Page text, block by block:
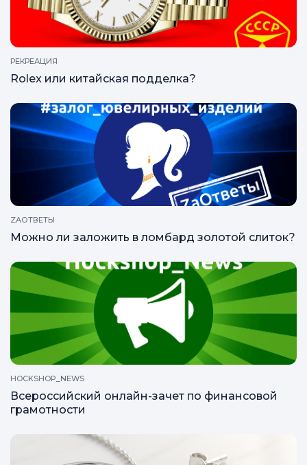
РЕКРЕАЦИЯ
Rolex или китайская подделка?
ZAОТВЕТЫ
Можно ли заложить в ломбард золотой слиток?
HOCKSHOP_NEWS
Всероссийский онлайн-зачет по финансовой
грамотности